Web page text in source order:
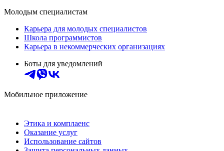
Молодым специалистам
Карьера для молодых специалистов
Школа программистов
Карьера в некоммерческих организациях
Боты для уведомлений
Мобильное приложение
Этика и комплаенс
Оказание услуг
Использование сайтов